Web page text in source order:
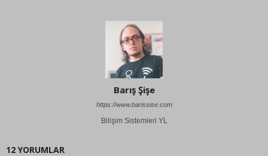
Barış Şişe
https://www.barissise.com
Bilişim Sistemleri YL
12 YORUMLAR